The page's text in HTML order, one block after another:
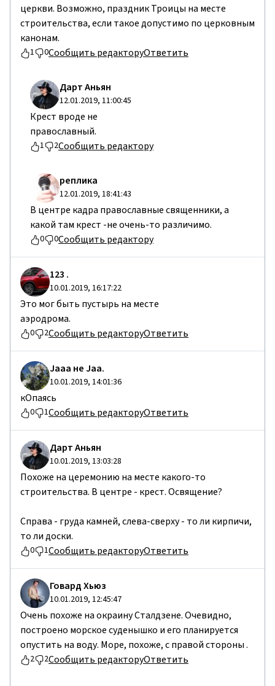
церкви. Возможно, праздник Троицы на месте
строительства, если такое допустимо по церковным
канонам.
1 0Сообщить редакторуОтветить
Дарт Аньян
12.01.2019, 11:00:45
Крест вроде не
православный.
1 2Сообщить редактору
реплика
12.01.2019, 18:41:43
В центре кадра православные священники, а
какой там крест -не очень-то различимо.
0 0Сообщить редактору
123 .
10.01.2019, 16:17:22
Это мог быть пустырь на месте
аэродрома.
0 2Сообщить редакторуОтветить
Jaaa не Jaa.
10.01.2019, 14:01:36
кОпаясь
0 1Сообщить редакторуОтветить
Дарт Аньян
10.01.2019, 13:03:28
Похоже на церемонию на месте какого-то
строительства. В центре - крест. Освящение?
Справа - груда камней, слева-сверху - то ли кирпичи,
то ли доски.
0 1Сообщить редакторуОтветить
Говард Хьюз
10.01.2019, 12:45:47
Очень похоже на окраину Сталдзене. Очевидно,
построено морское суденышко и его планируется
опустить на воду. Море, похоже, с правой стороны .
2 2Сообщить редакторуОтветить